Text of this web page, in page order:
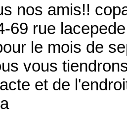
nos amis!!
69 rue
le mois de
vous
et de